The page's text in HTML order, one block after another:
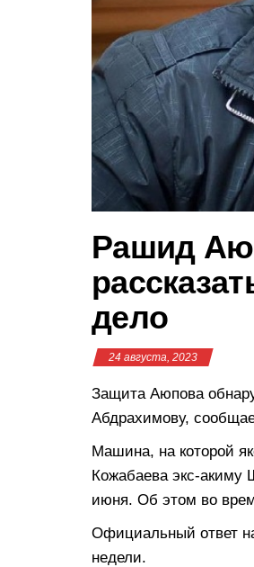
Рашид
дело
24 августа, 2023
Защита Аюпова
Абдрахимову,
Машина, на которой
Кожабаева экс-акиму
июня. Об этом во
Официальный ответ
недели.